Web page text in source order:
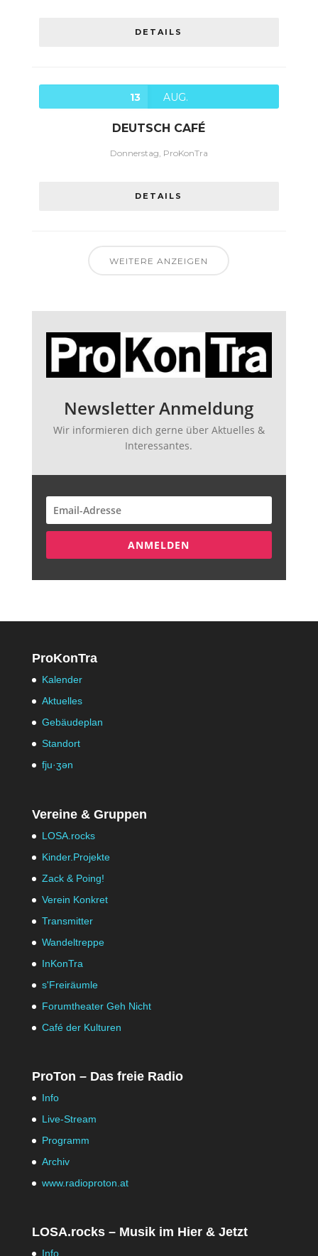
DETAILS
13 AUG.
DEUTSCH CAFÉ
Donnerstag, ProKonTra
DETAILS
WEITERE ANZEIGEN
Newsletter Anmeldung
Wir informieren dich gerne über Aktuelles &
Interessantes.
ANMELDEN
ProKonTra
Kalender
Aktuelles
Gebäudeplan
Standort
fju·ʒən
Vereine & Gruppen
LOSA.rocks
Kinder.Projekte
Zack & Poing!
Verein Konkret
Transmitter
Wandeltreppe
InKonTra
s'Freiräumle
Forumtheater Geh Nicht
Café der Kulturen
ProTon – Das freie Radio
Info
Live-Stream
Programm
Archiv
www.radioproton.at
LOSA.rocks – Musik im Hier & Jetzt
Info